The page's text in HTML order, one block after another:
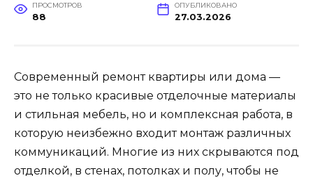
ПРОСМОТРОВ
88
ОПУБЛИКОВАНО
27.03.2026
Современный ремонт квартиры или дома —
это не только красивые отделочные материалы
и стильная мебель, но и комплексная работа, в
которую неизбежно входит монтаж различных
коммуникаций. Многие из них скрываются под
отделкой, в стенах, потолках и полу, чтобы не